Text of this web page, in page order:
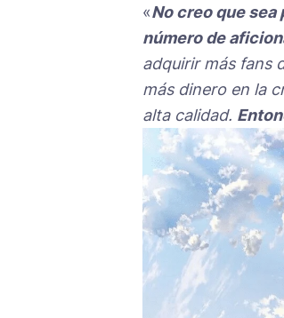
«No creo que
número de
adquirir más fans
más dinero en la
alta calidad.